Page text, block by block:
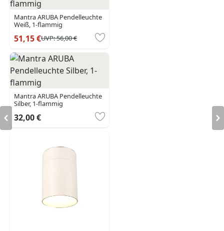
Mantra ARUBA Pendelleuchte
Weiß, 1-flammig
51,15 €UVP:56,00 €
Mantra ARUBA Pendelleuchte
Silber, 1-flammig
32,00 €